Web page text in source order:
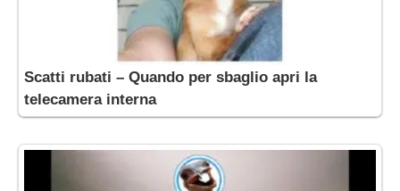
Scatti rubati – Quando per sbaglio apri la
telecamera interna